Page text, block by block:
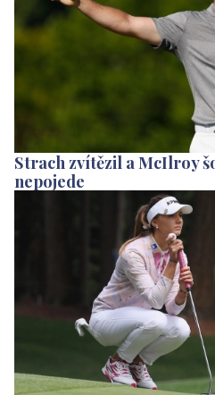
Strach zvítězil a McIlroy
nepojede